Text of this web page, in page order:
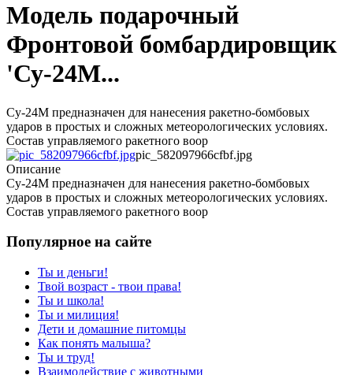
Модель подарочный
Фронтовой бомбардировщик
'Су-24М...
Су-24М предназначен для нанесения ракетно-бомбовых
ударов в простых и сложных метеорологических условиях.
Состав управляемого ракетного воор
pic_582097966cfbf.jpg
Описание
Су-24М предназначен для нанесения ракетно-бомбовых
ударов в простых и сложных метеорологических условиях.
Состав управляемого ракетного воор
Популярное на сайте
Ты и деньги!
Твой возраст - твои права!
Ты и школа!
Ты и милиция!
Дети и домашние питомцы
Как понять малыша?
Ты и труд!
Взаимодействие с животными